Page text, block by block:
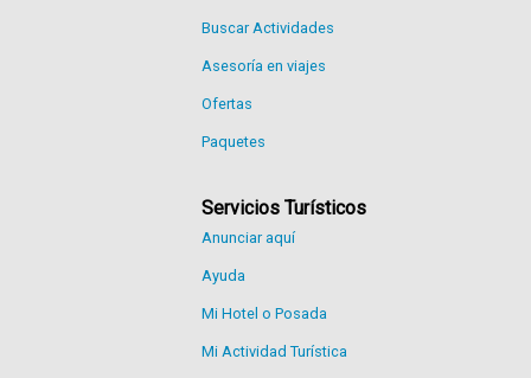
Buscar Actividades
Asesoría en viajes
Ofertas
Paquetes
Servicios Turísticos
Anunciar aquí
Ayuda
Mi Hotel o Posada
Mi Actividad Turística